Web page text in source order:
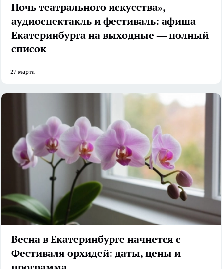
Ночь театрального искусства»,
аудиоспектакль и фестиваль: афиша
Екатеринбурга на выходные — полный
список
27 марта
Весна в Екатеринбурге начнется с
Фестиваля орхидей: даты, цены и